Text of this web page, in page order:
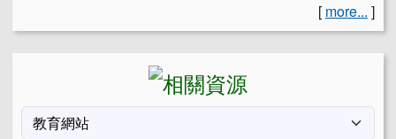
[ more... ]